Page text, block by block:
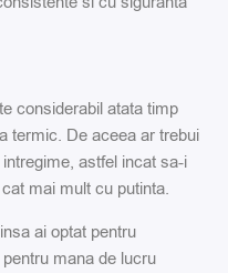
considerabil atata timp
termic. De aceea ar trebui
astfel incat sa-i
mai mult cu putinta.
ai optat pentru
mana de lucru